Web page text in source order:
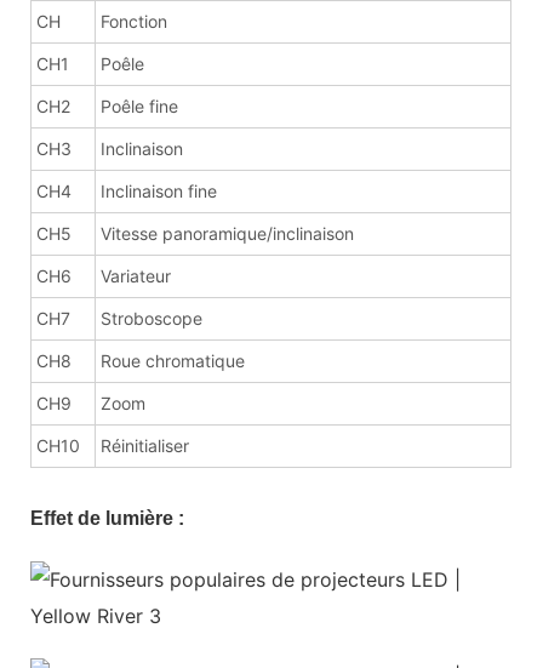
CH Fonction
CH1 Poêle
CH2 Poêle fine
CH3 Inclinaison
CH4 Inclinaison fine
CH5 Vitesse panoramique/inclinaison
CH6 Variateur
CH7 Stroboscope
CH8 Roue chromatique
CH9 Zoom
CH10 Réinitialiser
Effet de lumière :